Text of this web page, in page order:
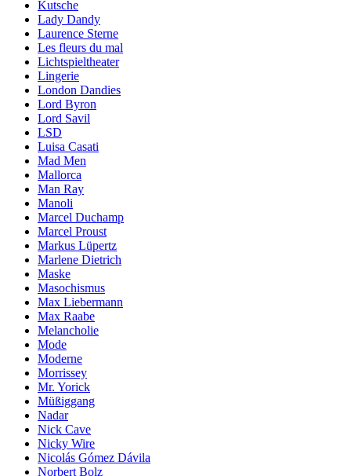
Kutsche
Lady Dandy
Laurence Sterne
Les fleurs du mal
Lichtspieltheater
Lingerie
London Dandies
Lord Byron
Lord Savil
LSD
Luisa Casati
Mad Men
Mallorca
Man Ray
Manoli
Marcel Duchamp
Marcel Proust
Markus Lüpertz
Marlene Dietrich
Maske
Masochismus
Max Liebermann
Max Raabe
Melancholie
Mode
Moderne
Morrissey
Mr. Yorick
Müßiggang
Nadar
Nick Cave
Nicky Wire
Nicolás Gómez Dávila
Norbert Bolz